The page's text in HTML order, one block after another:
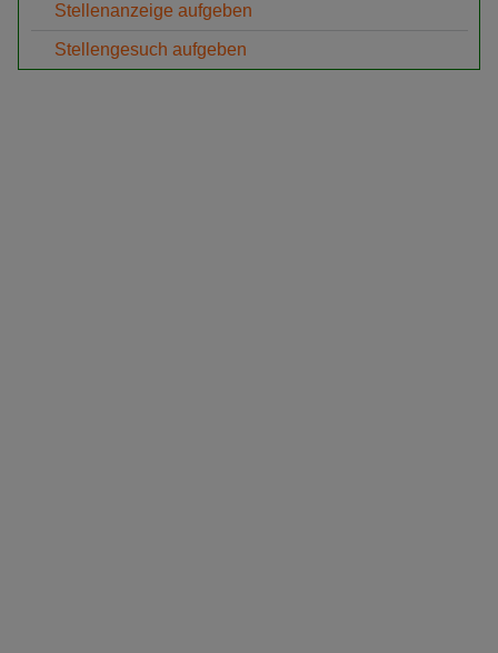
Stellenanzeige aufgeben
Stellengesuch aufgeben